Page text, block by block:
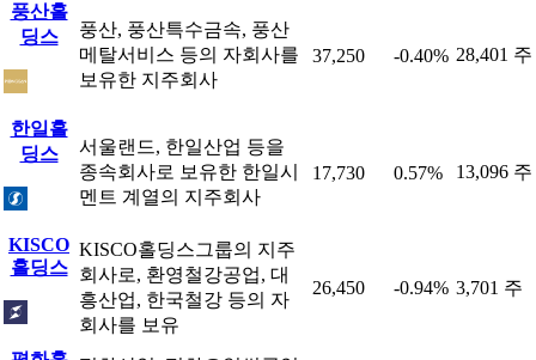
풍산홀
딩스
풍산, 풍산특수금속, 풍산
메탈서비스 등의 자회사를
보유한 지주회사
37,250 -0.40% 28,401 주
한일홀
딩스
서울랜드, 한일산업 등을
종속회사로 보유한 한일시
멘트 계열의 지주회사
17,730 0.57% 13,096 주
KISCO
홀딩스
KISCO홀딩스그룹의 지주
회사로, 환영철강공업, 대
흥산업, 한국철강 등의 자
회사를 보유
26,450 -0.94% 3,701 주